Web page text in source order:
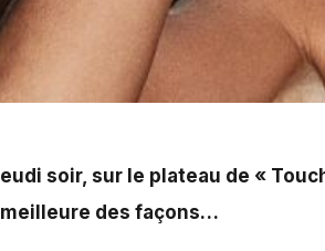
eudi soir, sur le plateau de «
meilleure des façons…